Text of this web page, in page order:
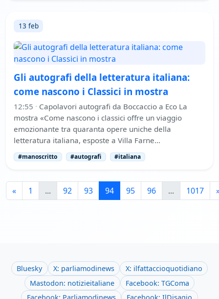
13 feb
Gli autografi della letteratura italiana:
come nascono i Classici in mostra
12:55 · Capolavori autografi da Boccaccio a Eco La
mostra «Come nascono i classici offre un viaggio
emozionante tra quaranta opere uniche della
letteratura italiana, esposte a Villa Farne…
#manoscritto #autografi #italiana
« 1 ... 92 93 94 95 96 ... 1017
Bluesky X: parliamodinews
X: ilfattaccioquotidiano
Mastodon: notizieitaliane
Facebook: TGComa